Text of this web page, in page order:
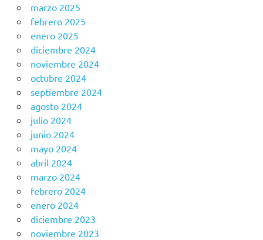
marzo 2025
febrero 2025
enero 2025
diciembre 2024
noviembre 2024
octubre 2024
septiembre 2024
agosto 2024
julio 2024
junio 2024
mayo 2024
abril 2024
marzo 2024
febrero 2024
enero 2024
diciembre 2023
noviembre 2023